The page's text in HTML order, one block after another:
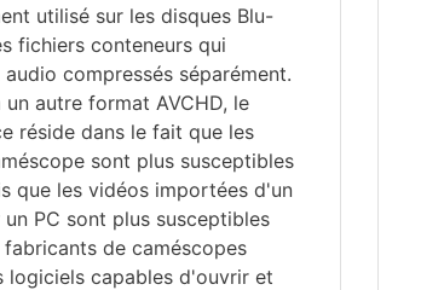
utilisé sur les disques Blu-
fichiers conteneurs qui
compressés séparément.
autre format AVCHD, le
réside dans le fait que les
sont plus susceptibles
que les vidéos importées d'un
PC sont plus susceptibles
de caméscopes
logiciels capables d'ouvrir et